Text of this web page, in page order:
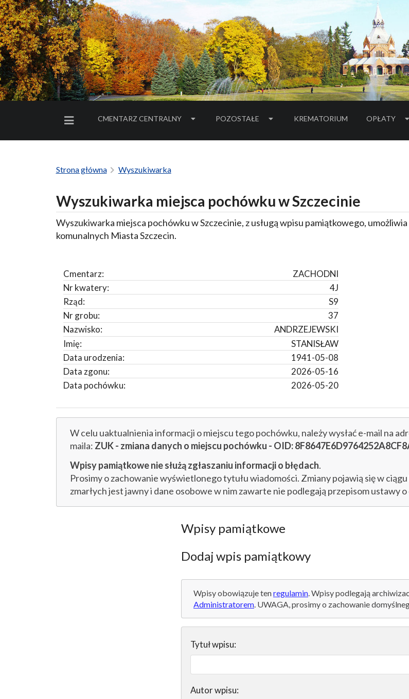
MENU BOCZNE
CMENTARZ CENTRALNY POZOSTAŁE KREMATORIUM OPŁATY
Strona główna Wyszukiwarka
Wyszukiwarka miejsca pochówku w Szczecinie
Wyszukiwarka miejsca pochówku w Szczecinie, z usługą wpisu pamiątkowego,
komunalnych Miasta Szczecin.
ZACHODNI
Cmentarz:
4J
Nr kwatery:
S9
Rząd:
37
Nr grobu:
ANDRZEJEWSKI
Nazwisko:
STANISŁAW
Imię:
1941-05-08
Data urodzenia:
2026-05-16
Data zgonu:
2026-05-20
Data pochówku:
W celu uaktualnienia informacji o miejscu tego pochówku, należy wysłać e-mail na
maila: ZUK - zmiana danych o miejscu pochówku - OID:
Wpisy pamiątkowe nie służą zgłaszaniu informacji o błędach.
Prosimy o zachowanie wyświetlonego tytułu wiadomości. Zmiany pojawią się w
zmarłych jest jawny i dane osobowe w nim zawarte nie podlegają przepisom ustawy
Wpisy pamiątkowe
Dodaj wpis pamiątkowy
Wpisy obowiązuje tenregulamin. Wpisy podlegają
Administratorem. UWAGA, prosimy o zachowanie
Tytuł wpisu:
Autor wpisu: